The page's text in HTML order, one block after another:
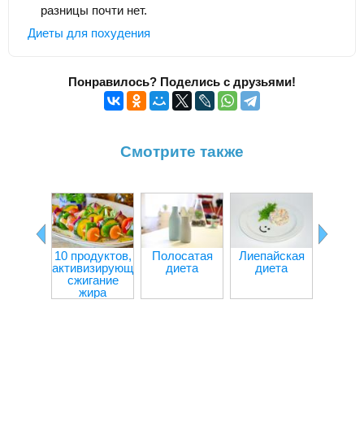
разницы почти нет.
Диеты для похудения
Понравилось? Поделись с друзьями!
Смотрите также
10 продуктов,
активизирующих
сжигание
жира
Полосатая
диета
Лиепайская
диета